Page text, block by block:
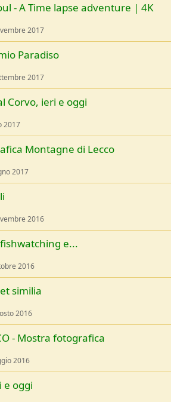
- A Time lapse adventure | 4K
2017
Paradiso
2017
Corvo, ieri e oggi
2017
Montagne di Lecco
2017
2016
e...
2016
similia
2016
- Mostra fotografica
2016
e oggi